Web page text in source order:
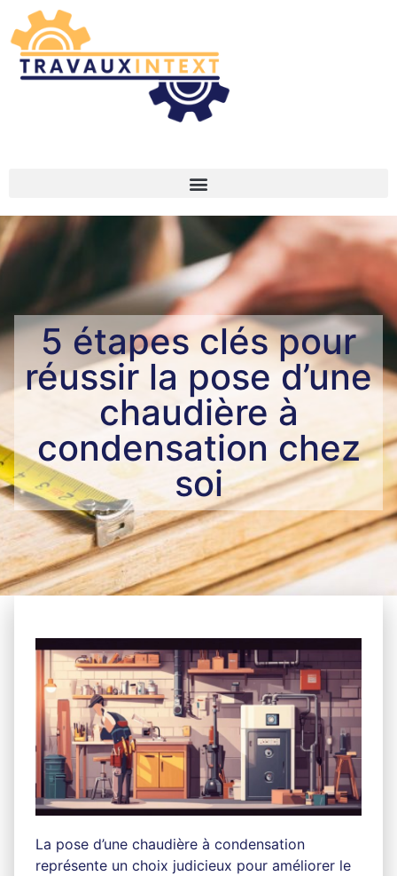
5 étapes clés pour
réussir la pose d’une
chaudière à
condensation chez
soi
La pose d’une chaudière à condensation
représente un choix judicieux pour améliorer le